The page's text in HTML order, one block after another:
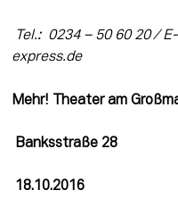
express.de
Mehr! Theater am
Banksstraße 28
18.10.2016